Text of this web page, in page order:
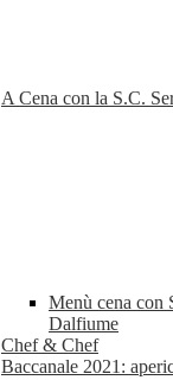
A Cena con la S.C.
Menù cena con
Dalfiume
Chef & Chef
Baccanale 2021: